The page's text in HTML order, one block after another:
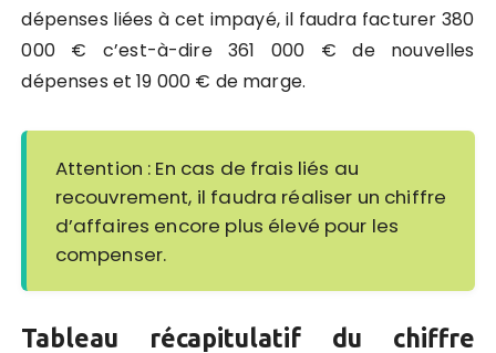
dépenses liées à cet impayé, il faudra facturer 380
000 € c’est-à-dire 361 000 € de nouvelles
dépenses et 19 000 € de marge.
Attention : En cas de frais liés au
recouvrement, il faudra réaliser un chiffre
d’affaires encore plus élevé pour les
compenser.
Tableau récapitulatif du chiffre